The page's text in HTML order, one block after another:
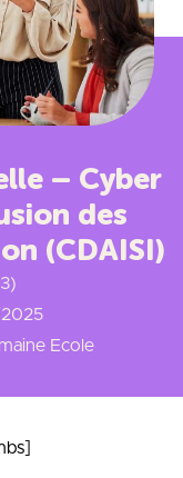
– Cyber
des
(CDAISI)
Ecole